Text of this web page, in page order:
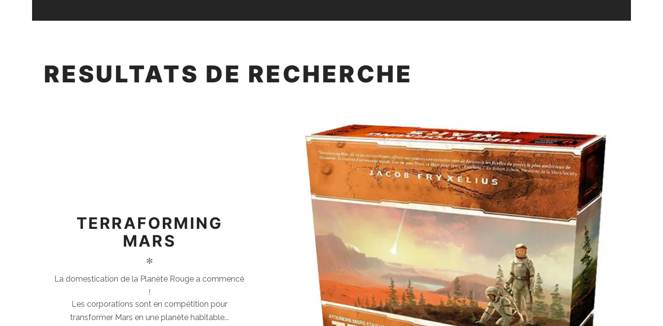
RESULTATS DE RECHERCHE
TERRAFORMING
MARS
✻
La domestication de la Planète Rouge a commencé
!
Les corporations sont en compétition pour
transformer Mars en une planète habitable...